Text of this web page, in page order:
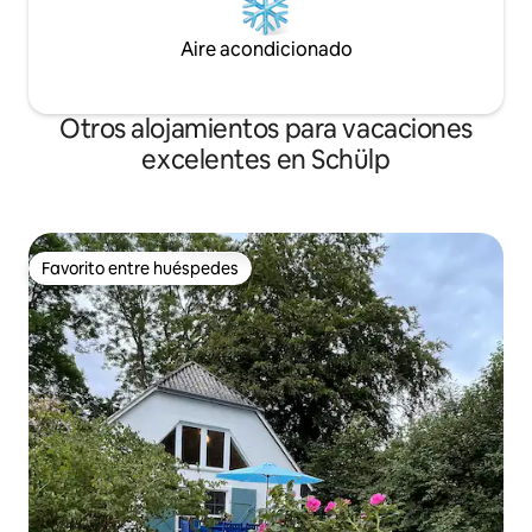
Aire acondicionado
Otros alojamientos para vacaciones
excelentes en Schülp
Favorito entre huéspedes
Favorito entre huéspedes